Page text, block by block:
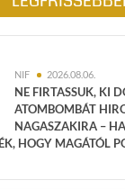
NIF 2026.08.06.
NE FIRTASSUK, KI
ATOMBOMBÁT
NAGASZAKIRA –
HOGY MAGÁTÓL